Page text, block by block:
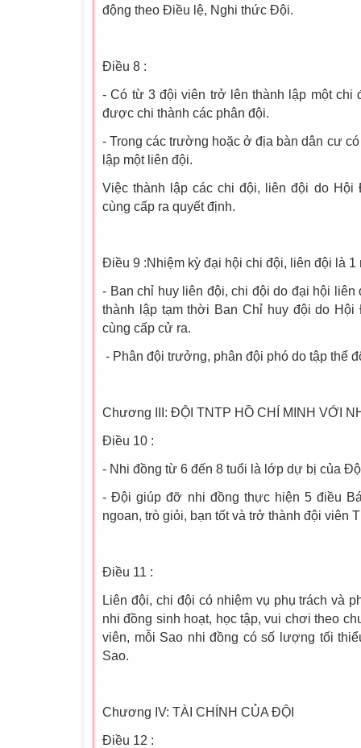
động theo Điều lệ, Nghi thức Đội.
Điều 8 :
- Có từ 3 đội viên trở lên thành lập một chi
được chi thành các phân đội.
- Trong các trường hoặc ở địa bàn dân cư
lập một liên đội.
Việc thành lập các chi đội, liên đội do
cùng cấp ra quyết định.
Điều 9 :Nhiệm kỳ đại hội chi đội, liên đội là 1
- Ban chỉ huy liên đội, chi đội do đại hội
thành lập tạm thời Ban Chỉ huy đội do
cùng cấp cử ra.
- Phân đội trưởng, phân đội phó do tập thể
Chương III: ĐỘI TNTP HỒ CHÍ MINH VỚI
Điều 10 :
- Nhi đồng từ 6 đến 8 tuổi là lớp dự bị của
- Đội giúp đỡ nhi đồng thực hiện 5 điều
ngoan, trò giỏi, bạn tốt và trở thành đội viên
Điều 11 :
Liên đội, chi đội có nhiệm vụ phụ trách và
nhi đồng sinh hoạt, học tập, vui chơi theo
viên, mỗi Sao nhi đồng có số lượng tối
Sao.
Chương IV: TÀI CHÍNH CỦA ĐỘI
Điều 12 :